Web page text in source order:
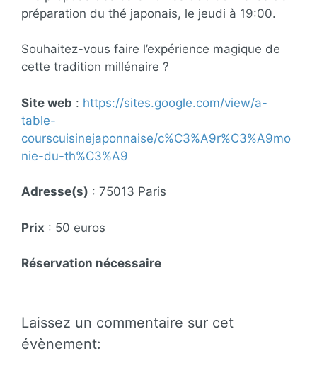
préparation du thé japonais, le jeudi à 19:00.
Souhaitez-vous faire l’expérience magique de
cette tradition millénaire ?
Site web : https://sites.google.com/view/a-
table-
courscuisinejaponnaise/c%C3%A9r%C3%A9mo
nie-du-th%C3%A9
Adresse(s) : 75013 Paris
Prix : 50 euros
Réservation nécessaire
Laissez un commentaire sur cet
évènement: